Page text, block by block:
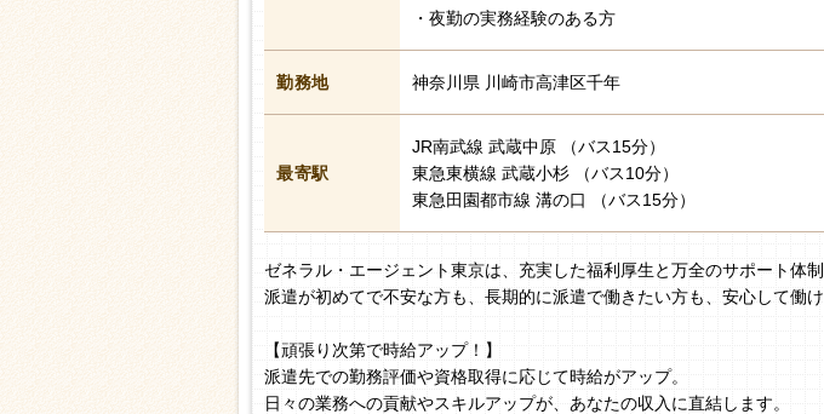
・夜勤の実務経験のある方
勤務地 神奈川県 川崎市高津区千年
最寄駅
JR南武線 武蔵中原 （バス15分）
東急東横線 武蔵小杉 （バス10分）
東急田園都市線 溝の口 （バス15分）
ゼネラル・エージェント東京は、充実した福利厚生と万全のサポート体制
派遣が初めてで不安な方も、長期的に派遣で働きたい方も、安心して働け
【頑張り次第で時給アップ！】
派遣先での勤務評価や資格取得に応じて時給がアップ。
日々の業務への貢献やスキルアップが、あなたの収入に直結します。